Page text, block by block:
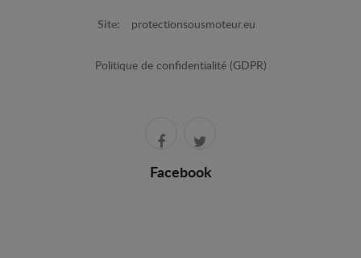
Site: protectionsousmoteur.eu
Politique de confidentialité (GDPR)
Facebook